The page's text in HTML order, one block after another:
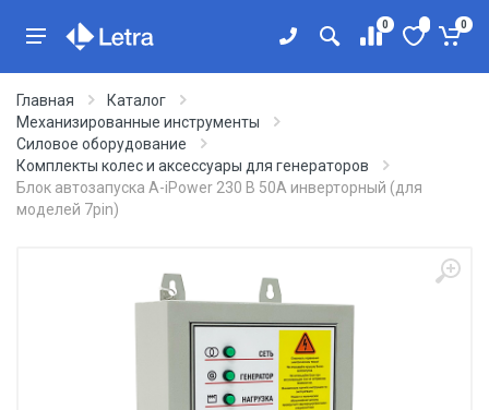
0 0
Главная
Каталог
Механизированные инструменты
Силовое оборудование
Комплекты колес и аксессуары для генераторов
Блок автозапуска A-iPower 230 В 50А инверторный (для
моделей 7pin)